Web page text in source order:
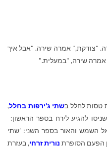
"צודקת," אמרה שירה. "אבל איך
שירה, "במעלית."
טסות לחלל בשתי ג'ירפות בחלל,
להגיע לירח בספר הראשון:
השמש והאור בספר השני: 'שתי
הפעם הסופרת נורית זרחי, בעזרת